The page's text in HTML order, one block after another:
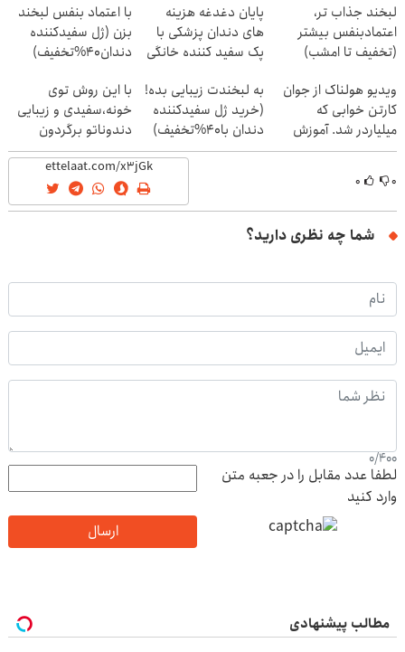
لبخند جذاب تر،
اعتمادبنفس بیشتر
(تخفیف تا امشب)
پایان دغدغه هزینه
های دندان پزشکی با
پک سفید کننده خانگی
با اعتماد بنفس لبخند
بزن (ژل سفیدکننده
دندان40%تخفیف)
ویدیو هولناک از جوان
کارتن خوابی که
میلیاردر شد. آموزش
رایگان
به لبخندت زیبایی بده!
(خرید ژل سفیدکننده
دندان با40%تخفیف)
با این روش توی
خونه،سفیدی و زیبایی
دندوناتو برگردون
(40%off)
۰ ۰
شما چه نظری دارید؟
0/400
لطفا عدد مقابل را در جعبه متن
وارد کنید
ارسال
مطالب پیشنهادی